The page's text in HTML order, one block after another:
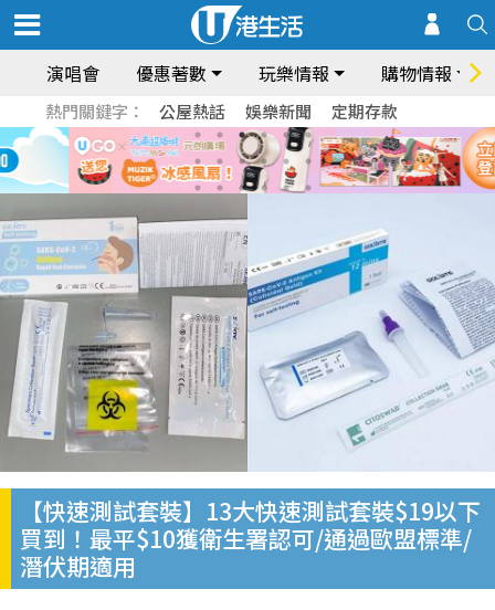
演唱會 優惠著數 玩樂情報 購物情報
熱門關鍵字： 公屋熱話 娛樂新聞 定期存款
【快速測試套裝】13大快速測試套裝$19以下
買到！最平$10獲衛生署認可/通過歐盟標準/
潛伏期適用